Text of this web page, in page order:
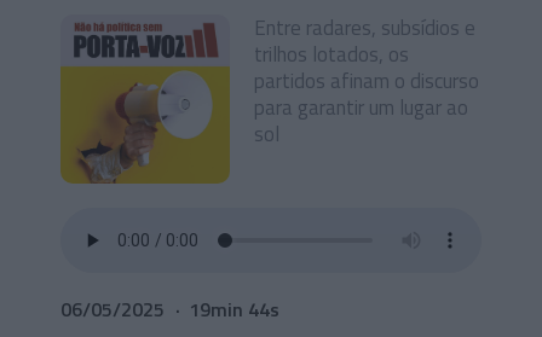
Entre radares, subsídios e
trilhos lotados, os
partidos afinam o discurso
para garantir um lugar ao
sol
06/05/2025 19min 44s